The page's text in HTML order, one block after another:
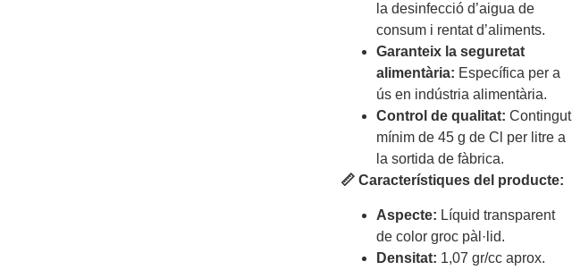
la desinfecció d’aigua de
consum i rentat d’aliments.
Garanteix la seguretat
alimentària: Específica per a
ús en indústria alimentària.
Control de qualitat: Contingut
mínim de 45 g de Cl per litre a
la sortida de fàbrica.
📏 Característiques del producte:
Aspecte: Líquid transparent
de color groc pàl·lid.
Densitat: 1,07 gr/cc aprox.